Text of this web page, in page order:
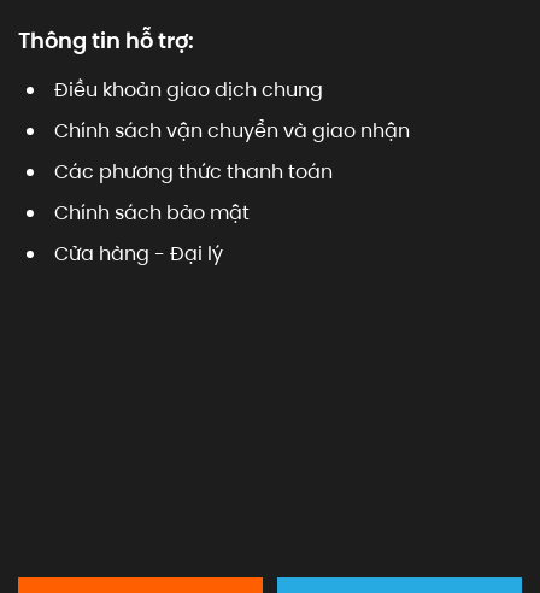
Thông tin hỗ trợ:
Điều khoản giao dịch chung
Chính sách vận chuyển và giao nhận
Các phương thức thanh toán
Chính sách bảo mật
Cửa hàng - Đại lý